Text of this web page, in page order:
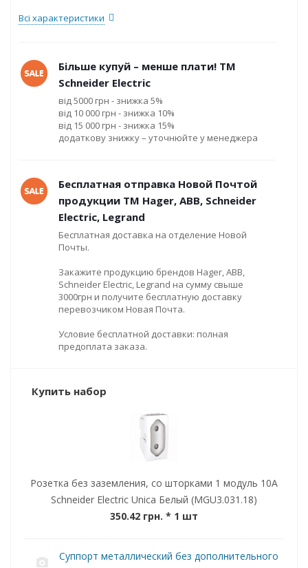
Всі характеристики
Більше купуй – менше плати! ТМ
Schneider Electric
від 5000 грн - знижка 5%
від 10 000 грн - знижка 10%
від 15 000 грн - знижка 15%
додаткову знижку – уточнюйте у менеджера
Бесплатная отправка Новой Почтой
продукции ТМ Hager, ABB, Schneider
Electric, Legrand
Бесплатная доставка на отделение Новой
Почты.
Закажите продукцию брендов Hager, ABB,
Schneider Electric, Legrand на сумму свыше
3000грн и получите бесплатную доставку
перевозчиком Новая Почта.
Условие бесплатной доставки: полная
предоплата заказа.
Купить набор
Розетка без заземления, со шторками 1 модуль 10А
Schneider Electric Unica Белый (MGU3.031.18)
350.42 грн. * 1 шт
Суппорт металлический без дополнительного